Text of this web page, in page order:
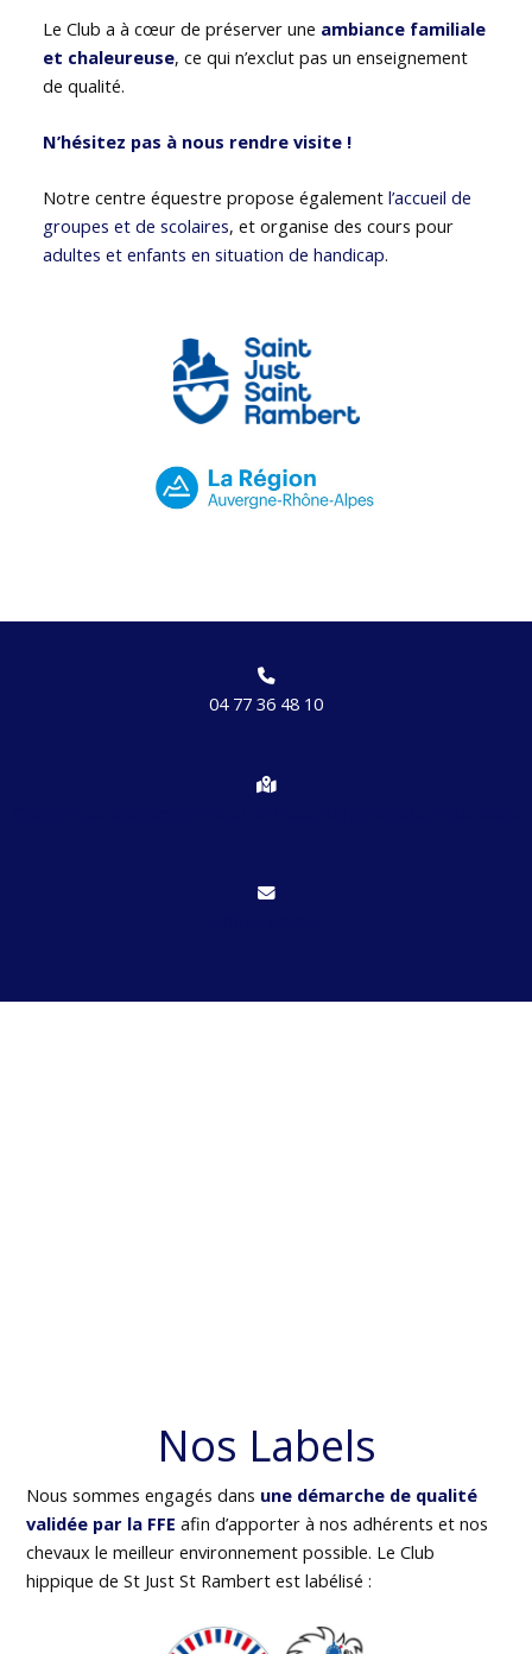
Le Club a à cœur de préserver une ambiance familiale
et chaleureuse, ce qui n’exclut pas un enseignement
de qualité.
N’hésitez pas à nous rendre visite !
Notre centre équestre propose égalementl’accueil de
groupes et de scolaires, et organise des cours pour
adultes et enfants en situation de handicap.
04 77 36 48 10
Nos Labels
Nous sommes engagés dans une démarche de qualité
validée par la FFE afin d’apporter à nos adhérents et nos
chevaux le meilleur environnement possible. Le Club
hippique de St Just St Rambert est labélisé :